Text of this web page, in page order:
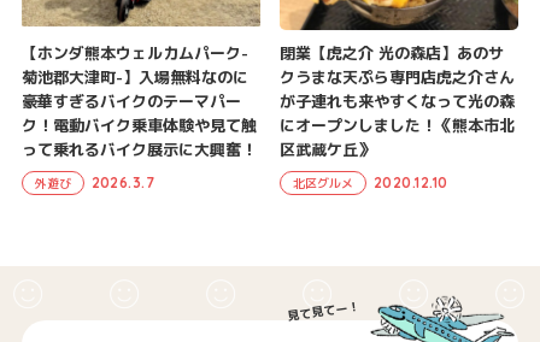
【ホンダ熊本ウェルカムパーク-
菊池郡大津町-】入場無料なのに
豪華すぎるバイクのテーマパー
ク！電動バイク乗車体験や見て触
って乗れるバイク展示に大興奮！
外遊び 2026.3.7
閉業【虎之介 光の森店】あのサ
クうまな天ぷら専門店虎之介さん
が子連れも来やすくなって光の森
にオープンしました！《熊本市北
区武蔵ケ丘》
北区グルメ 2020.12.10